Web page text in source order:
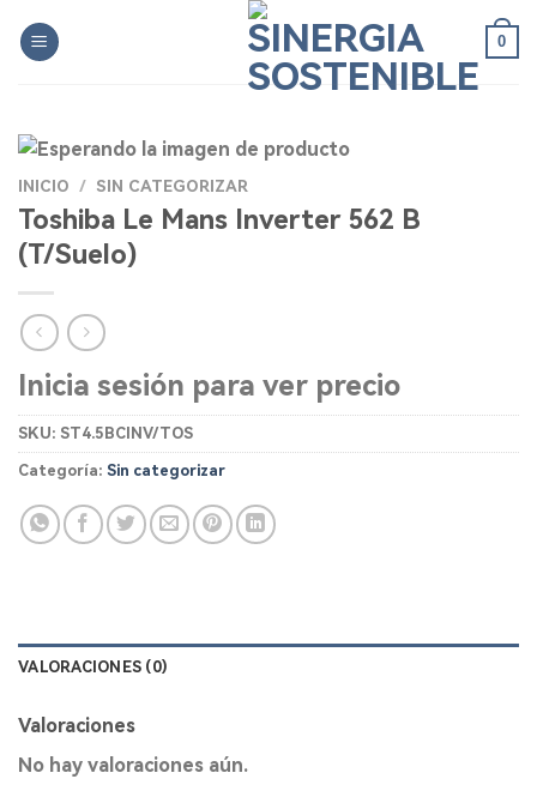
0
INICIO / SIN CATEGORIZAR
Toshiba Le Mans Inverter 562 B
(T/Suelo)
Inicia sesión para ver precio
SKU: ST4.5BCINV/TOS
Categoría: Sin categorizar
VALORACIONES (0)
Valoraciones
No hay valoraciones aún.